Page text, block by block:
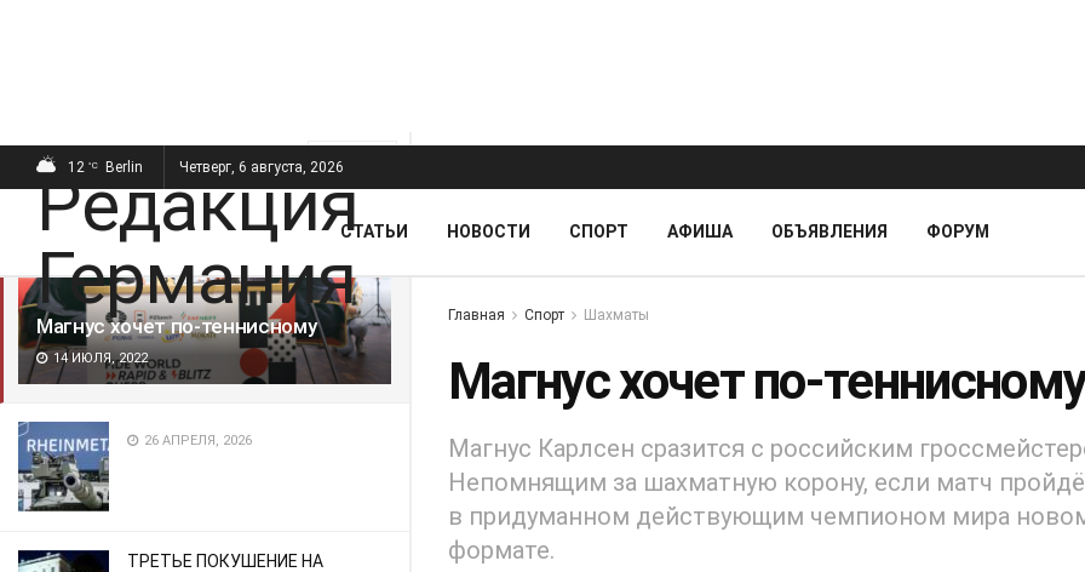
ПОСЛЕДНИЕ
Магнус хочет по-теннисному
14 ИЮЛЯ, 2022
26 АПРЕЛЯ, 2026
ТРЕТЬЕ ПОКУШЕНИЕ НА
12 °C Berlin Четверг, 6 августа, 2026
СТАТЬИ НОВОСТИ СПОРТ АФИША ОБЪЯВЛЕНИЯ ФОРУМ
Главная Спорт Шахматы
Магнус хочет по-
Магнус Карлсен сразится с российским
Непомнящим за шахматную корону, если матч
в придуманном действующим чемпионом мира
формате.